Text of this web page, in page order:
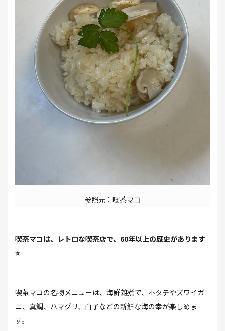
参照元：喫茶マコ
喫茶マコは、レトロな喫茶店で、60年以上の歴史があります
⭐
喫茶マコの名物メニューは、海鮮雑煮で、ホタテやズワイガ
ニ、真鯛、ハマグリ、白子などの新鮮な海の幸が楽しめま
す。